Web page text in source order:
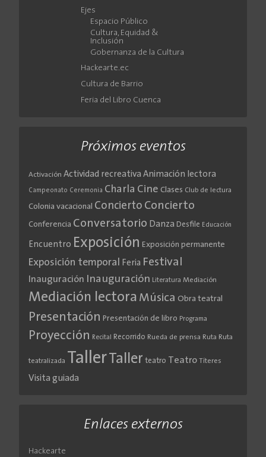
Ejes
Espacio Público
Cultura, Equidad &
Inclusión
Gobernanza de la Cultura
Hackearte.ec
Cultura de Barrio
Feria del Libro Cuenca
Próximos eventos
Activación Actividad recreativa Animación lectora
Campeonato Ceremonia Charla Cine Clases Club de lectura
Colonia vacacional Concierto Concierto
Conferencia Conversatorio Danza Desfile Educación
Encuentro Exposición Exposición permanente
Exposición temporal Feria Festival
Inauguración Inauguración Literatura Mediación
Mediación lectora Música Obra teatral
Presentación Presentación de libro Programa
Proyección Recital Recorrido Rueda de prensa Ruta Ruta
teatralizada TallerTaller teatro Teatro Títeres
Visita guiada
Enlaces externos
Hackearte